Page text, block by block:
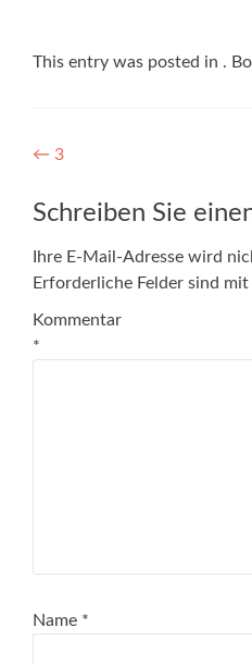
This entry was posted in .
Post
navigation
← 3
Schreiben Sie
Ihre E-Mail-Adresse wird
Erforderliche Felder sind mit
Kommentar
*
Name *